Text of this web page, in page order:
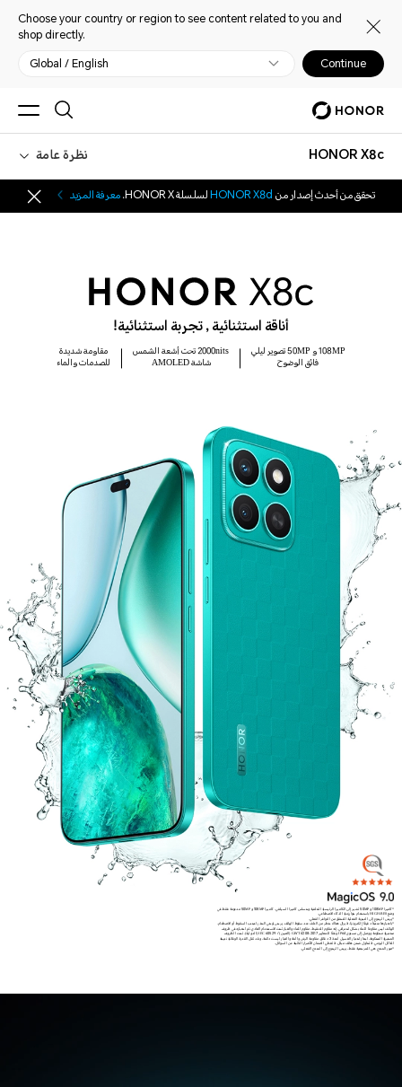
Choose your country or region to see content related to you and
shop directly.
Global / English Continue
HONOR X8c نظرة عامة
تحقق من أحدث إصدار منHONOR X8dلسلسلة HONOR X. معرفة المزيد
أناقة استثنائية , تجربة استثنائية!
108MP و 50MP تصوير ليلي
فائق الوضوح
2000nits تحت أشعة الشمس
شاشة AMOLED
مقاومة شديدة
للصدمات والماء
*كاميرا 108MP و 50MP تشير إلى الكاميرا الرئيسية الخلفية وحساس كاميرا السيلفي. كاميرا 108MP و 50MP مدعومة فقط في
وضع HIGH-RES باستخدام خوارزمية الذكاء الاصطناعي.
*يرجى الرجوع إلى التجربة الفعلية للتحقق من التوافر الفعلي.
*باعتبارها منتجًا دقيقًا إلكترونيًا، لا يزال هناك خطر من التلف عند سقوط الهاتف. يرجى توخي الحذر لتجنب السقوط أو الاصطدام.
الهاتف ليس مقاومًا للماء بشكل احترافي. إنه مقاوم للتنقيط، مقاوم للماء والغبار تحت الاستخدام العادي. تم اختباره في ظروف
مختبرية محكومة ووصل إلى مستوى IP64 وفقًا للمعايير GB/T 4208-2017 (الصين) / IEC 60529 (الدولية). تحت الظروف
المخبرية المحكومة، اجتاز اختبار الغسيل لمدة 3 دقائق. مقاومة الرش والماء والغبار ليست دائمة، وقد تقل القدرة الوقائية نتيجة
للتآكل اليومي. لا تحاول شحن هاتف مبلل. لا تغطي الضمان الأضرار الناتجة عن السوائل.
*صور المنتج هي للمرجعية فقط، يرجى الرجوع إلى المنتج الفعلي.